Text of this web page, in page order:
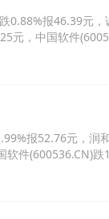
0.88%报46.39元，
元，中国软件
报52.76元，润
件(600536.CN)跌